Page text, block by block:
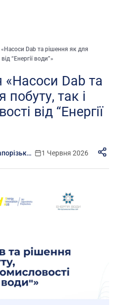
Dab та рішення як для
“Енергії води”»
«Насоси Dab та
так і
від “Енергії
Іміджевий центр НУ «Запорізька політехніка» 1 Червня 2026